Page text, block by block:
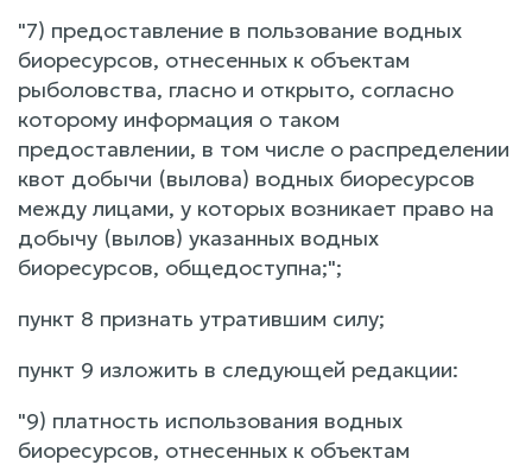
"7) предоставление в пользование водных
биоресурсов, отнесенных к объектам
рыболовства, гласно и открыто, согласно
которому информация о таком
предоставлении, в том числе о распределении
квот добычи (вылова) водных биоресурсов
между лицами, у которых возникает право на
добычу (вылов) указанных водных
биоресурсов, общедоступна;";
пункт 8 признать утратившим силу;
пункт 9 изложить в следующей редакции:
"9) платность использования водных
биоресурсов, отнесенных к объектам